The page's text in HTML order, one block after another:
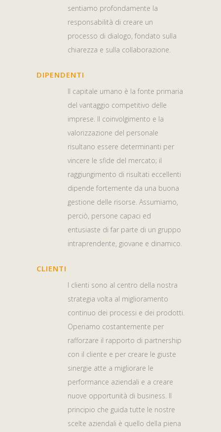
sentiamo profondamente la
responsabilità di creare un
processo di dialogo, fondato sulla
chiarezza e sulla collaborazione.
DIPENDENTI
Il capitale umano è la fonte primaria
del vantaggio competitivo delle
imprese. Il coinvolgimento e la
valorizzazione del personale
risultano essere determinanti per
vincere le sfide del mercato; il
raggiungimento di risultati eccellenti
dipende fortemente da una buona
gestione delle risorse. Assumiamo,
perciò, persone capaci ed
entusiaste di far parte di un gruppo
intraprendente, giovane e dinamico.
CLIENTI
I clienti sono al centro della nostra
strategia volta al miglioramento
continuo dei processi e dei prodotti.
Operiamo costantemente per
rafforzare il rapporto di partnership
con il cliente e per creare le giuste
sinergie atte a migliorare le
performance aziendali e a creare
nuove opportunità di business. Il
principio che guida tutte le nostre
scelte aziendali è quello della piena